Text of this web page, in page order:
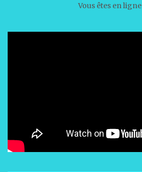
Vous êtes en ligne